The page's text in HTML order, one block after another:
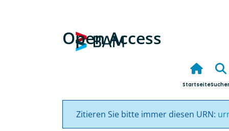
Open Access
Startseite
Zitieren Sie bitte immer diesen URN: